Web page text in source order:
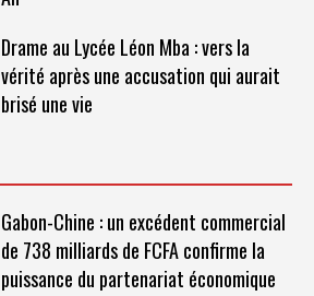
Drame au Lycée Léon Mba : vers la
vérité après une accusation qui aurait
brisé une vie
Gabon-Chine : un excédent commercial
de 738 milliards de FCFA confirme la
puissance du partenariat économique